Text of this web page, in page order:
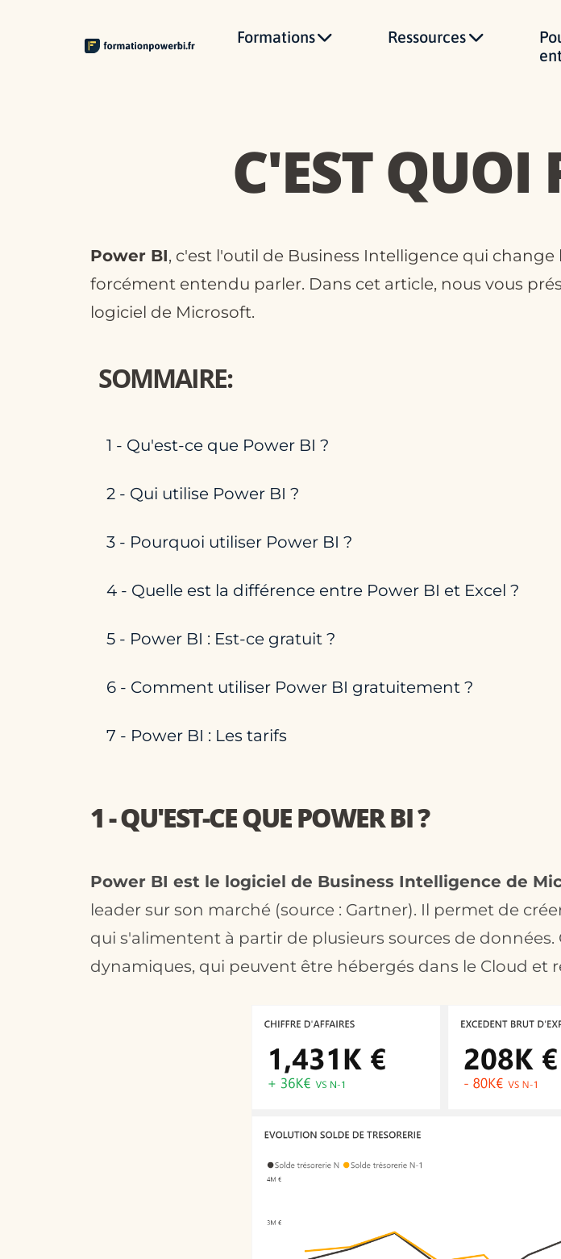
Formations Ressources
C'EST QUOI
Power BI, c'est l'outil de Business Intelligence qui
forcément entendu parler. Dans cet article, nous vous
logiciel de Microsoft.
SOMMAIRE:
1 - Qu'est-ce que Power BI ?
2 - Qui utilise Power BI ?
3 - Pourquoi utiliser Power BI ?
4 - Quelle est la différence entre Power BI et Excel ?
5 - Power BI : Est-ce gratuit ?
6 - Comment utiliser Power BI gratuitement ?
7 - Power BI : Les tarifs
1 - QU'EST-CE QUE POWER BI ?
Power BI est le logiciel de Business Intelligence de
leader sur son marché (source : Gartner). Il permet de
qui s'alimentent à partir de plusieurs sources de
dynamiques, qui peuvent être hébergés dans le Cloud et